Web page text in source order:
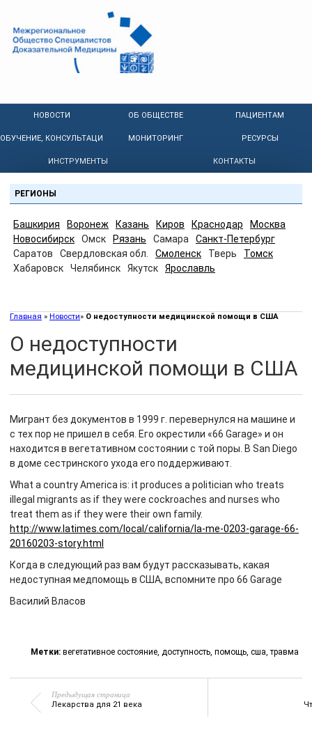
НОВОСТИ ОБ ОБЩЕСТВЕ ПАЦИЕНТАМ
ОБУЧЕНИЕ, КОНСУЛЬТАЦИИ МОНИТОРИНГ РЕСУРСЫ
ИНСТРУМЕНТЫ КОНТАКТЫ
РЕГИОНЫ
Башкирия Воронеж Казань Киров Краснодар
Москва
Новосибирск
Омск Рязань Самара
Санкт-Петербург
Саратов
Свердловская обл. Смоленск Тверь
Томск
Хабаровск
Челябинск Якутск Ярославль
Главная » Новости» О недоступности медицинской помощи в США
О недоступности
медицинской помощи в США
Мигрант без документов в 1999 г. перевернулся на машине и
с тех пор не пришел в себя. Его окрестили «66 Garage» и он
находится в вегетативном состоянии с той поры. В San Diego
в доме сестринского ухода его поддерживают.
What a country America is: it produces a politician who treats
illegal migrants as if they were cockroaches and nurses who
treat them as if they were their own family.
http://www.latimes.com/local/california/la-me-0203-garage-66-
20160203-story.html
Когда в следующий раз вам будут рассказывать, какая
недоступная медпомощь в США, вспомните про 66 Garage
Василий Власов
Метки: вегетативное состояние, доступность, помощь, сша,травма
Предыдущая страница
Лекарства для 21 века